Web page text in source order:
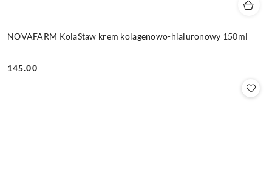
NOVAFARM KolaStaw krem kolagenowo-hialuronowy 150ml
Cena:
145.00